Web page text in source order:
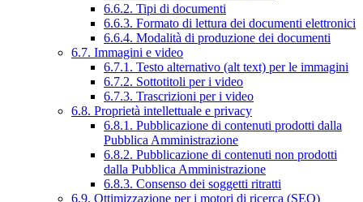
6.6.2. Tipi di documenti
6.6.3. Formato di lettura dei documenti elettronici
6.6.4. Modalità di produzione dei documenti
6.7. Immagini e video
6.7.1. Testo alternativo (alt text) per le immagini
6.7.2. Sottotitoli per i video
6.7.3. Trascrizioni per i video
6.8. Proprietà intellettuale e privacy
6.8.1. Pubblicazione di contenuti prodotti dalla
Pubblica Amministrazione
6.8.2. Pubblicazione di contenuti non prodotti
dalla Pubblica Amministrazione
6.8.3. Consenso dei soggetti ritratti
6.9. Ottimizzazione per i motori di ricerca (SEO)